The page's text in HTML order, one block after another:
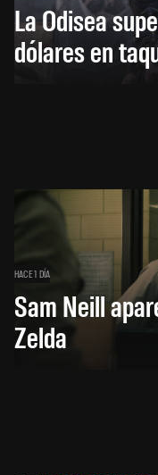
La Odisea
dólares en
HACE 1 DÍA
Sam Neill
Zelda